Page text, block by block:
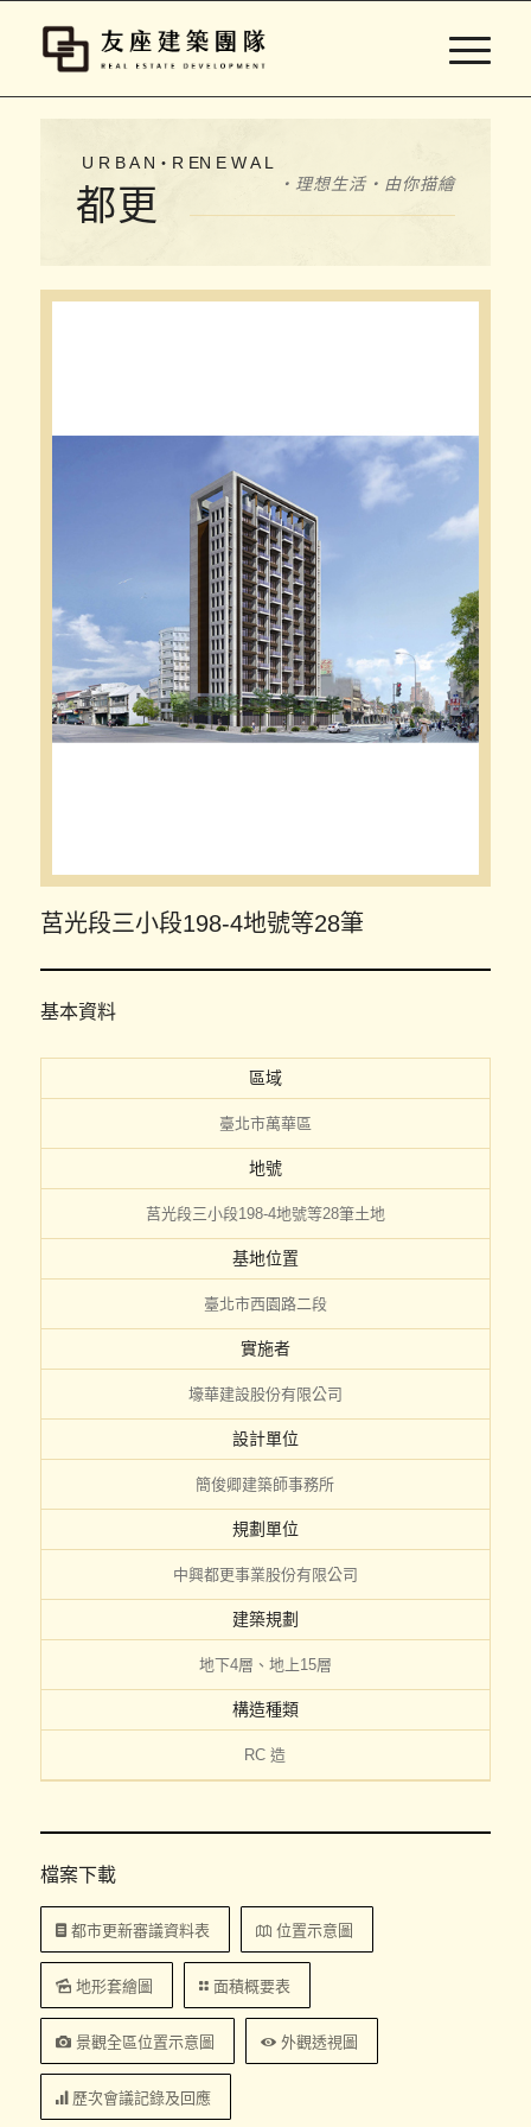
U R B A N・R EN E W A L
都更 ・理想生活・由你描繪
莒光段三小段198-4地號等28筆
基本資料
區域
臺北市萬華區
地號
莒光段三小段198-4地號等28筆土地
基地位置
臺北市西園路二段
實施者
壕華建設股份有限公司
設計單位
簡俊卿建築師事務所
規劃單位
中興都更事業股份有限公司
建築規劃
地下4層、地上15層
構造種類
RC 造
檔案下載
都市更新審議資料表 位置示意圖
地形套繪圖 面積概要表
景觀全區位置示意圖 外觀透視圖
歷次會議記錄及回應